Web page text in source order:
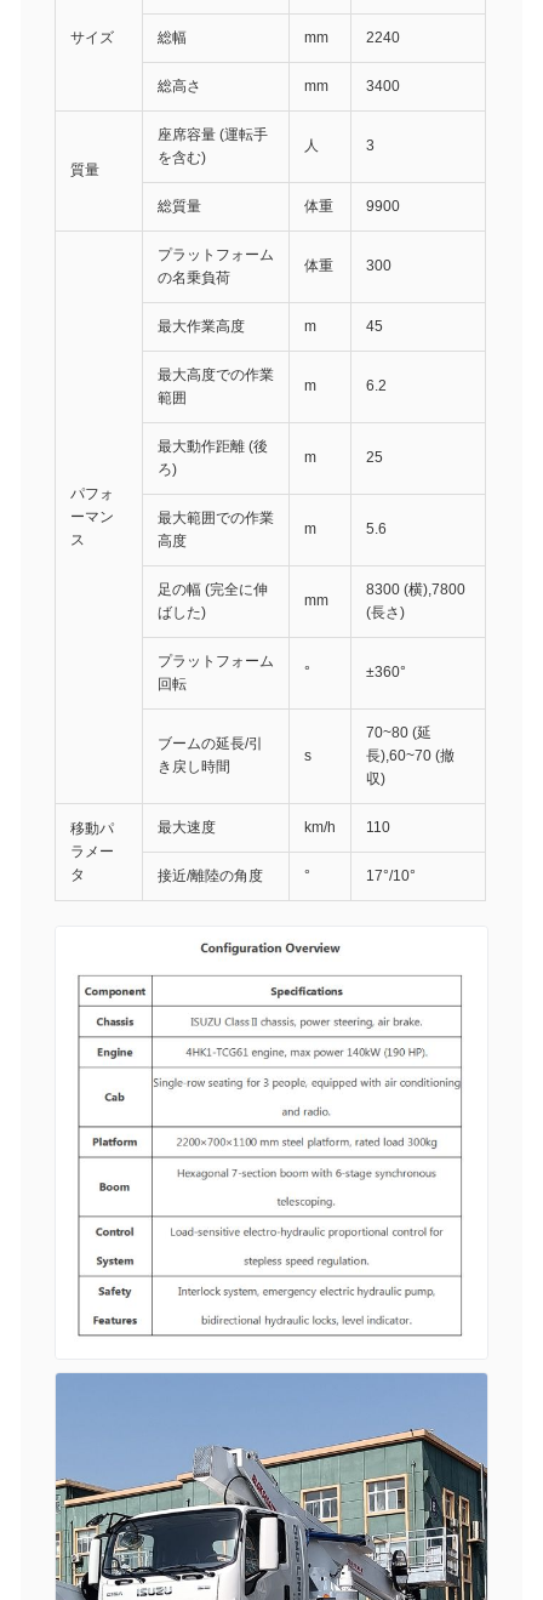
サイズ 総幅 mm 2240
総高さ mm 3400
質量
座席容量 (運転手
を含む)
人 3
総質量 体重 9900
パフォ
ーマン
ス
プラットフォーム
の名乗負荷
体重 300
最大作業高度 m 45
最大高度での作業
範囲
m 6.2
最大動作距離 (後
ろ)
m 25
最大範囲での作業
高度
m 5.6
足の幅 (完全に伸
ばした)
mm
8300 (横),7800
(長さ)
プラットフォーム
回転
° ±360°
ブームの延長/引
き戻し時間
s
70~80 (延
長),60~70 (撤
収)
移動パ
ラメー
タ
最大速度 km/h 110
接近/離陸の角度 ° 17°/10°